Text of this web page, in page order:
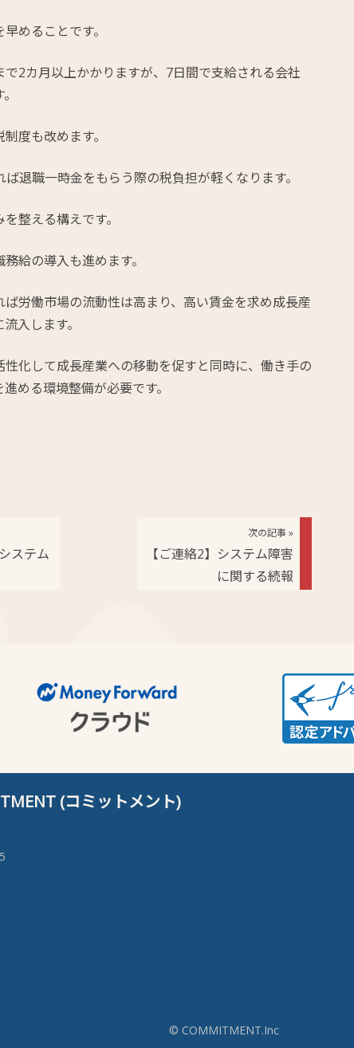
めることです。
2カ月以上かかりますが、7日間で支給される会社
度も改めます。
退職一時金をもらう際の税負担が軽くなります。
整える構えです。
給の導入も進めます。
労働市場の流動性は高まり、高い賃金を求め成長産
入します。
化して成長産業への移動を促すと同時に、働き手の
める環境整備が必要です。
ステム
次の記事 »
【ご連絡2】システム障害
に関する続報
(コミットメント)
© COMMITMENT.Inc